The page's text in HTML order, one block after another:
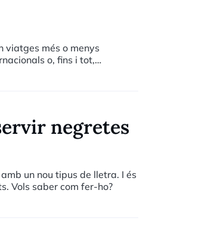
viatges més o menys
o, fins i tot,
que mai, els addictes a
negretes
un nou tipus de lletra. I és
Vols saber com fer-ho?